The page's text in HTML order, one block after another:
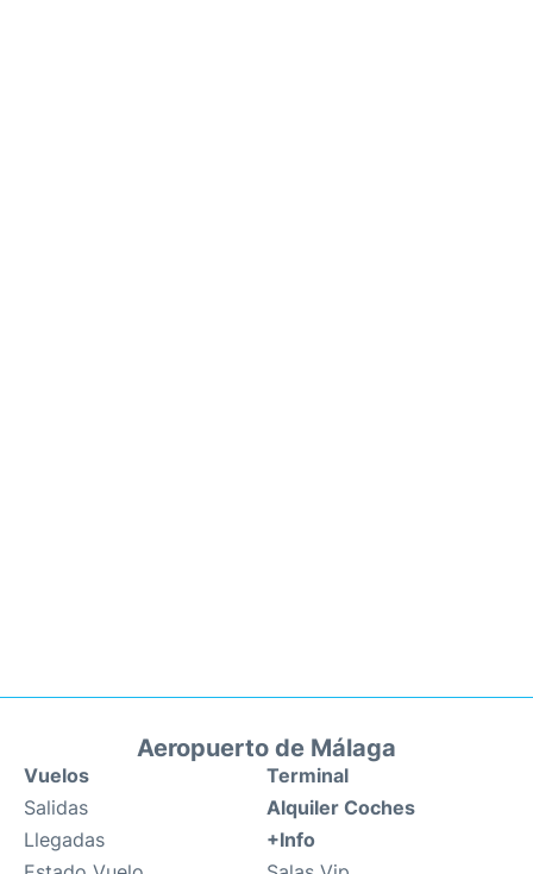
Aeropuerto de Málaga
Vuelos
Salidas
Llegadas
Terminal
Alquiler Coches
+Info